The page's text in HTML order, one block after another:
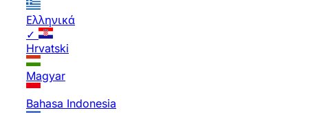
Ελληνικά
✓
Hrvatski
Magyar
Bahasa Indonesia